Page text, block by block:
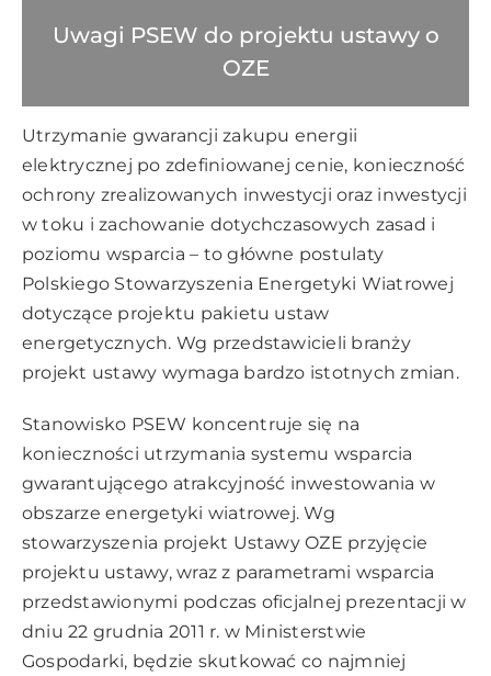
Uwagi PSEW do projektu ustawy o
OZE
Utrzymanie gwarancji zakupu energii
elektrycznej po zdefiniowanej cenie, konieczność
ochrony zrealizowanych inwestycji oraz inwestycji
w toku i zachowanie dotychczasowych zasad i
poziomu wsparcia – to główne postulaty
Polskiego Stowarzyszenia Energetyki Wiatrowej
dotyczące projektu pakietu ustaw
energetycznych. Wg przedstawicieli branży
projekt ustawy wymaga bardzo istotnych zmian.
Stanowisko PSEW koncentruje się na
konieczności utrzymania systemu wsparcia
gwarantującego atrakcyjność inwestowania w
obszarze energetyki wiatrowej. Wg
stowarzyszenia projekt Ustawy OZE przyjęcie
projektu ustawy, wraz z parametrami wsparcia
przedstawionymi podczas oficjalnej prezentacji w
dniu 22 grudnia 2011 r. w Ministerstwie
Gospodarki, będzie skutkować co najmniej